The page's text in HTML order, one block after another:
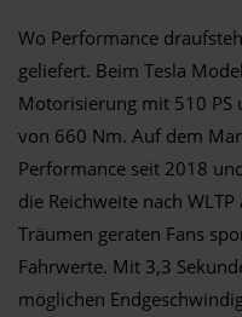
Wo Performance
geliefert. Beim Tesla
Motorisierung mit 510
von 660 Nm. Auf dem
Performance seit 2018
die Reichweite nach
Träumen geraten Fans
Fahrwerte. Mit 3,3
möglichen